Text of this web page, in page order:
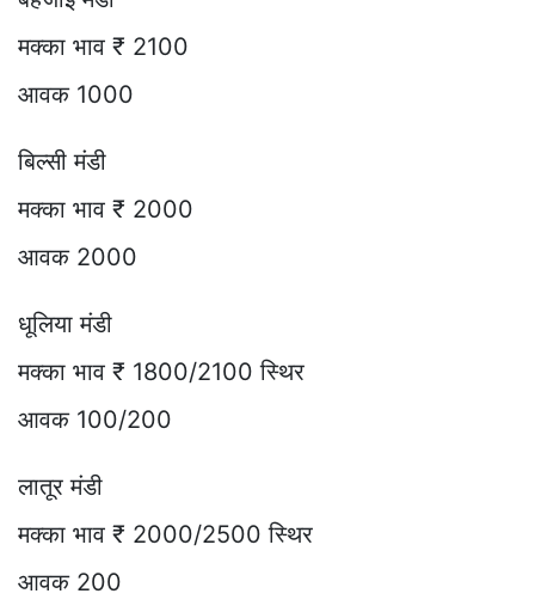
मक्का भाव ₹ 2100
आवक 1000
बिल्सी मंडी
मक्का भाव ₹ 2000
आवक 2000
धूलिया मंडी
मक्का भाव ₹ 1800/2100 स्थिर
आवक 100/200
लातूर मंडी
मक्का भाव ₹ 2000/2500 स्थिर
आवक 200